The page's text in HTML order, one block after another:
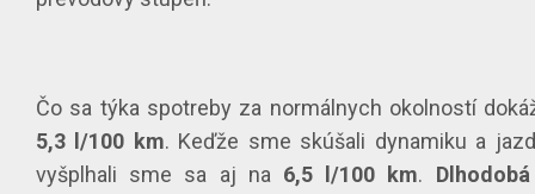
Čo sa týka spotreby za normálnych okolností
5,3 l/100 km. Keďže sme skúšali dynamiku a
vyšplhali sme sa aj na 6,5 l/100 km. Dlhodobá